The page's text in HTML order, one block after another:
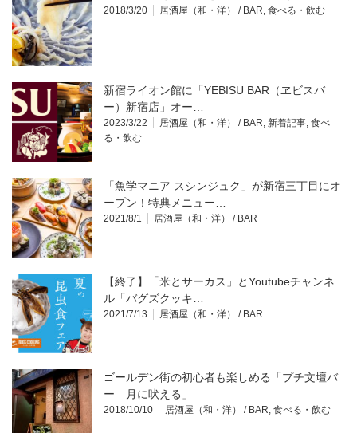
2018/3/20 居酒屋（和・洋） / BAR, 食べる・飲む
新宿ライオン館に「YEBISU BAR（ヱビスバ
ー）新宿店」オー…
2023/3/22 居酒屋（和・洋） / BAR, 新着記事, 食べ
る・飲む
「魚学マニア スシンジュク」が新宿三丁目にオ
ープン！特典メニュー…
2021/8/1 居酒屋（和・洋） / BAR
【終了】「米とサーカス」とYoutubeチャンネ
ル「バグズクッキ…
2021/7/13 居酒屋（和・洋） / BAR
ゴールデン街の初心者も楽しめる「プチ文壇バ
ー 月に吠える」
2018/10/10 居酒屋（和・洋） / BAR, 食べる・飲む